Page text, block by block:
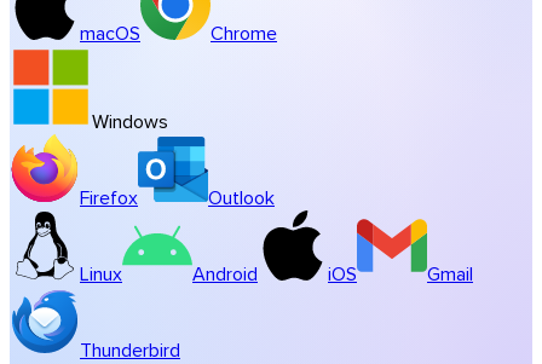
macOS Chrome
Windows
Firefox Outlook
Linux Android iOS Gmail
Thunderbird